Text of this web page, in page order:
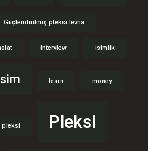
Güçlendirilmiş pleksi levha
interview isimlik
learn money
pleksi Pleksi